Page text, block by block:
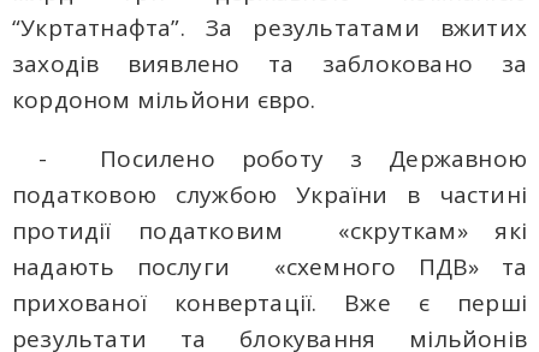
“Укртатнафта”. За результатами вжитих
заходів виявлено та заблоковано за
кордоном мільйони євро.
- Посилено роботу з Державною
податковою службою України в частині
протидії податковим «скруткам» які
надають послуги «схемного ПДВ» та
прихованої конвертації. Вже є перші
результати та блокування мільйонів